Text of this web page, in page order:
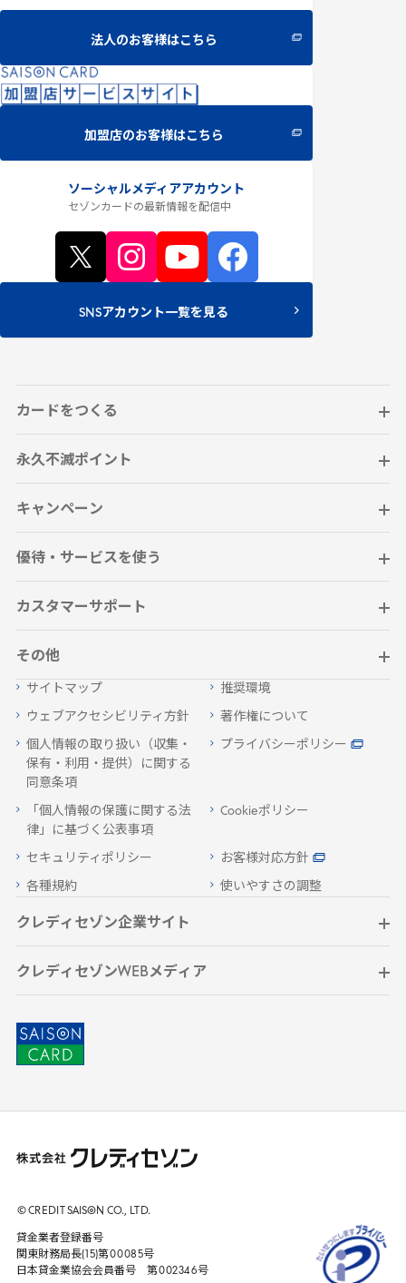
法人のお客様はこちら
加盟店のお客様はこちら
ソーシャルメディアアカウント
セゾンカードの最新情報を配信中
SNSアカウント一覧を見る
カードをつくる
永久不滅ポイント
キャンペーン
優待・サービスを使う
カスタマーサポート
その他
サイトマップ 推奨環境
ウェブアクセシビリティ方針 著作権について
個人情報の取り扱い（収集・
保有・利用・提供）に関する
同意条項
プライバシーポリシー
「個人情報の保護に関する法
律」に基づく公表事項
Cookieポリシー
セキュリティポリシー お客様対応方針
各種規約 使いやすさの調整
クレディセゾン企業サイト
クレディセゾンWEBメディア
© CREDITSAISON CO., LTD.
貸金業者登録番号
関東財務局長( 15)第 00085号
日本貸金業協会会員番号 第002346号